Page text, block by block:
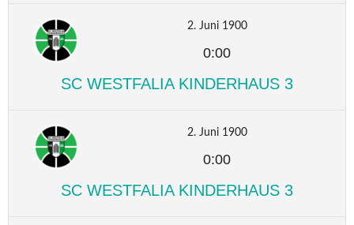
2. Juni 1900
0:00
SC WESTFALIA KINDERHAUS 3
2. Juni 1900
0:00
SC WESTFALIA KINDERHAUS 3